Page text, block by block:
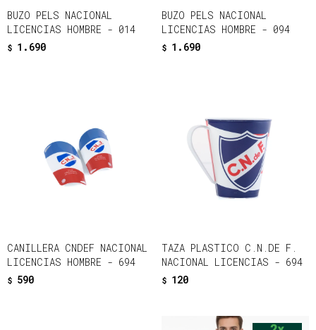
BUZO PELS NACIONAL
LICENCIAS HOMBRE - 014
$ 1.690
BUZO PELS NACIONAL
LICENCIAS HOMBRE - 094
$ 1.690
CANILLERA CNDEF NACIONAL
LICENCIAS HOMBRE - 694
$ 590
TAZA PLASTICO C.N.DE F.
NACIONAL LICENCIAS - 694
$ 120